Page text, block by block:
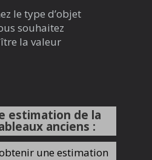
le type d’objet
souhaitez
la valeur
estimation de la
anciens :
une estimation